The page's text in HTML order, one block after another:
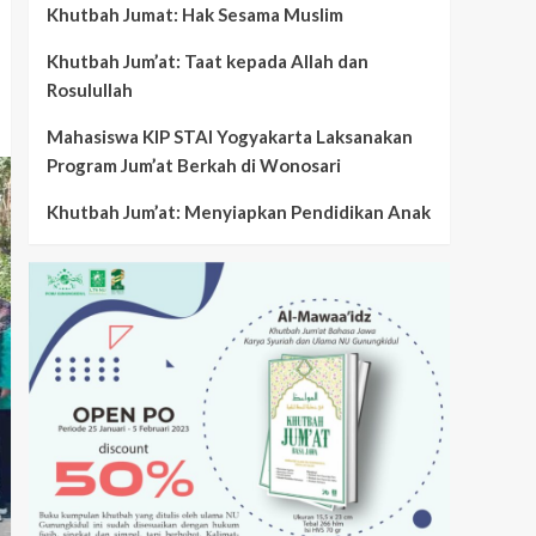
Khutbah Jumat: Hak Sesama Muslim
Khutbah Jum’at: Taat kepada Allah dan
Rosulullah
Mahasiswa KIP STAI Yogyakarta Laksanakan
Program Jum’at Berkah di Wonosari
Khutbah Jum’at: Menyiapkan Pendidikan Anak